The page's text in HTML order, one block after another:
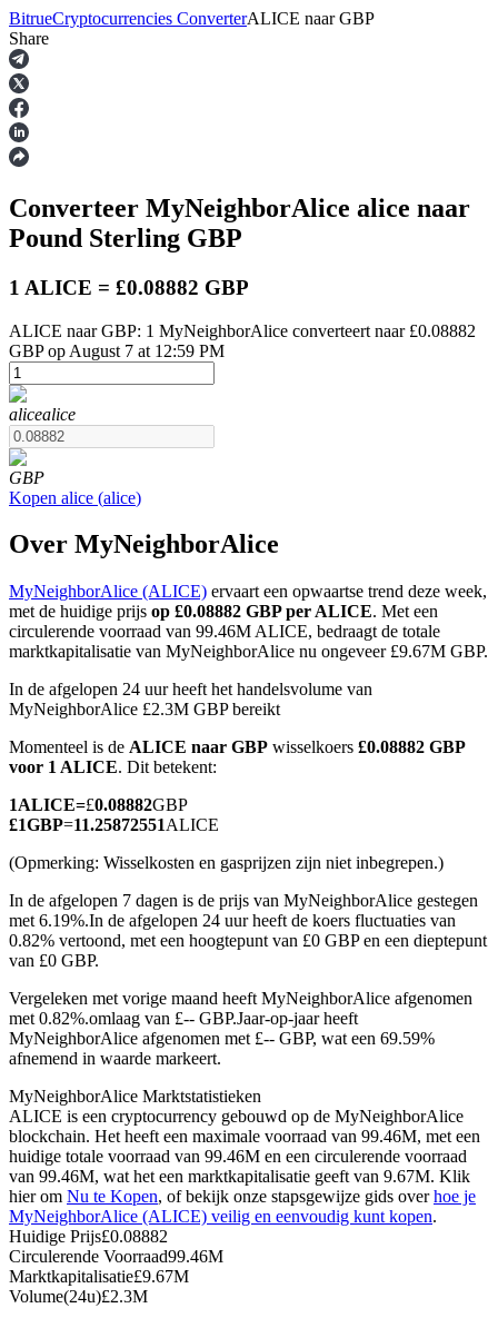
Termijncontracten
USDT-futures
COIN-M-futures
Cryptocurrency-futures
TradFi
Derivaten voor aandelen, forex, edelmetalen en grondstoffen
Futures met USDC als onderpand
Kopiëren Handel
Sluit je aan bij top traders
BitrueCryptocurrencies ConverterALICE naar GBP
Share
Converteer MyNeighborAlice alice naar
Pound Sterling GBP
1 ALICE = £0.08882 GBP
ALICE naar GBP: 1 MyNeighborAlice converteert naar £0.08882
GBP op August 7 at 12:59 PM
alicealice
GBP
Kopen alice (alice)
Over MyNeighborAlice
MyNeighborAlice (ALICE) ervaart een opwaartse trend deze week,
met de huidige prijs op £0.08882 GBP per ALICE. Met een
circulerende voorraad van 99.46M ALICE, bedraagt de totale
marktkapitalisatie van MyNeighborAlice nu ongeveer £9.67M GBP.
In de afgelopen 24 uur heeft het handelsvolume van
MyNeighborAlice £2.3M GBP bereikt
Momenteel is de ALICE naar GBP wisselkoers £0.08882 GBP
voor 1 ALICE. Dit betekent:
1ALICE=£0.08882GBP
£1GBP=11.25872551ALICE
(Opmerking: Wisselkosten en gasprijzen zijn niet inbegrepen.)
In de afgelopen 7 dagen is de prijs van MyNeighborAlice gestegen
met 6.19%.In de afgelopen 24 uur heeft de koers fluctuaties van
0.82% vertoond, met een hoogtepunt van £0 GBP en een dieptepunt
van £0 GBP.
Vergeleken met vorige maand heeft MyNeighborAlice afgenomen
met 0.82%.omlaag van £-- GBP.Jaar-op-jaar heeft
MyNeighborAlice afgenomen met £-- GBP, wat een 69.59%
afnemend in waarde markeert.
MyNeighborAlice Marktstatistieken
ALICE is een cryptocurrency gebouwd op de MyNeighborAlice
blockchain. Het heeft een maximale voorraad van 99.46M, met een
huidige totale voorraad van 99.46M en een circulerende voorraad
van 99.46M, wat het een marktkapitalisatie geeft van 9.67M. Klik
hier om Nu te Kopen, of bekijk onze stapsgewijze gids overhoe je
MyNeighborAlice (ALICE) veilig en eenvoudig kunt kopen.
Huidige Prijs£0.08882
Circulerende Voorraad99.46M
Marktkapitalisatie£9.67M
Volume(24u)£2.3M